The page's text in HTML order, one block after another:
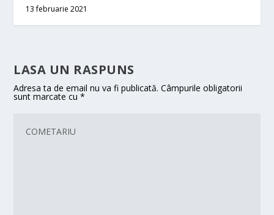
13 februarie 2021
LASA UN RASPUNS
Adresa ta de email nu va fi publicată. Câmpurile obligatorii
sunt marcate cu*